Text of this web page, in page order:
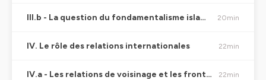
III.b - La question du fondamentalisme islamique 20min
IV. Le rôle des relations internationales 22min
IV.a - Les relations de voisinage et les frontières postsoviétiques 22min